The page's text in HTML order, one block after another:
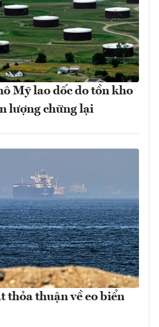
Mỹ lao dốc do tồn kho
lượng chững lại
thỏa thuận về eo biển